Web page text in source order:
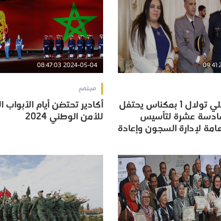
السجن المحلي تولال 1 بمكناس يحتفل
عشرة لتأسيس
لإدارة السجون وإعادة
السجن المحلي تولال 1 بمكناس يحتفل
عشرة لتأسيس
لإدارة السجون وإعادة
2024-05-04 08:47:03
مجتمع
أكادير تحتضن أيام الأبواب
للأمن الوطني 2024
أكادير تحتضن أيام الأبواب
للأمن الوطني 2024